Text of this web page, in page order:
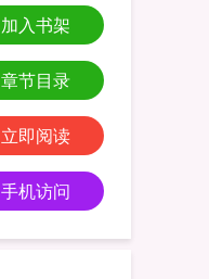
加入书架
章节目录
立即阅读
手机访问